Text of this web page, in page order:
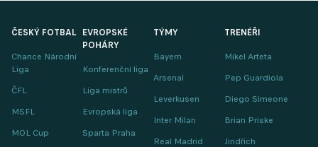
ČESKÝ FOTBAL
Chance Národní
Liga
ČFL
MSFL
MOL Cup
EVROPSKÉ
POHÁRY
Konferenční liga
Liga mistrů
Evropská liga
Sparta Praha
TÝMY
Bayern
Arsenal
Leverkusen
Inter Milan
Real Madrid
TRENÉŘI
Mikel Arteta
Pep Guardiola
Diego Simeone
Brian Priske
Jindřich